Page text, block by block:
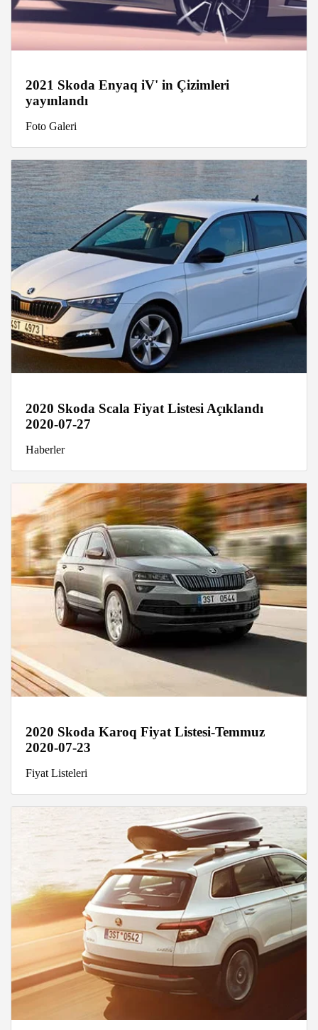
2021 Skoda Enyaq iV' in Çizimleri
yayınlandı
Foto Galeri
2020 Skoda Scala Fiyat Listesi Açıklandı
2020-07-27
Haberler
2020 Skoda Karoq Fiyat Listesi-Temmuz
2020-07-23
Fiyat Listeleri